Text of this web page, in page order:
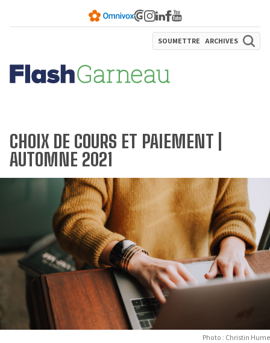
SOUMETTRE ARCHIVES
CHOIX DE COURS ET PAIEMENT |
AUTOMNE 2021
Photo : Christin Hume